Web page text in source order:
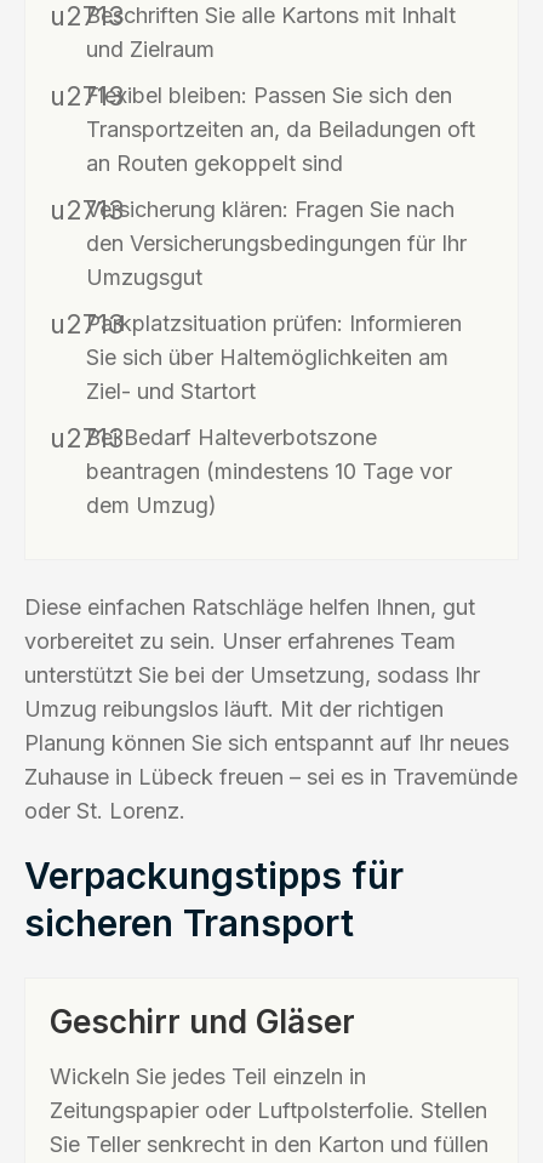
Beschriften Sie alle Kartons mit Inhalt
und Zielraum
Flexibel bleiben: Passen Sie sich den
Transportzeiten an, da Beiladungen oft
an Routen gekoppelt sind
Versicherung klären: Fragen Sie nach
den Versicherungsbedingungen für Ihr
Umzugsgut
Parkplatzsituation prüfen: Informieren
Sie sich über Haltemöglichkeiten am
Ziel- und Startort
Bei Bedarf Halteverbotszone
beantragen (mindestens 10 Tage vor
dem Umzug)
Diese einfachen Ratschläge helfen Ihnen, gut
vorbereitet zu sein. Unser erfahrenes Team
unterstützt Sie bei der Umsetzung, sodass Ihr
Umzug reibungslos läuft. Mit der richtigen
Planung können Sie sich entspannt auf Ihr neues
Zuhause in Lübeck freuen – sei es in Travemünde
oder St. Lorenz.
Verpackungstipps für
sicheren Transport
Geschirr und Gläser
Wickeln Sie jedes Teil einzeln in
Zeitungspapier oder Luftpolsterfolie. Stellen
Sie Teller senkrecht in den Karton und füllen